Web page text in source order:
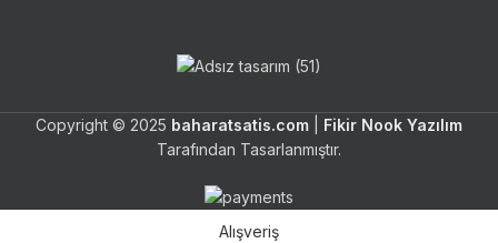
Copyright © 2025 baharatsatis.com
Fikir Nook Yazılım
Tarafından Tasarlanmıştır.
Alışveriş